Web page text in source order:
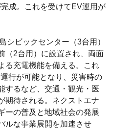
完成。これを受けてEV運用が
シビックセンター（3台用）
（2台用）に設置され、両面
る充電機能を備える。これ
行が可能となり、災害時の
するなど、交通・観光・医
期待される。ネクストエナ
ーの普及と地域社会の発展
ルな事業展開を加速させ